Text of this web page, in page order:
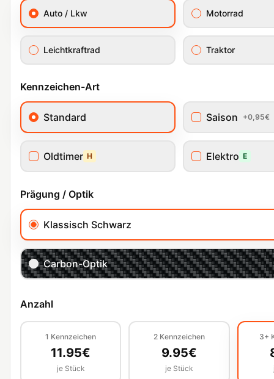
Auto / Lkw Motorrad
Leichtkraftrad Traktor
Kennzeichen-Art
Standard Saison +0,95€
Oldtimer H Elektro E
Prägung / Optik
Klassisch Schwarz
Carbon-Optik
Anzahl
1 Kennzeichen
11.95€
je Stück
2 Kennzeichen
9.95€
je Stück
3+